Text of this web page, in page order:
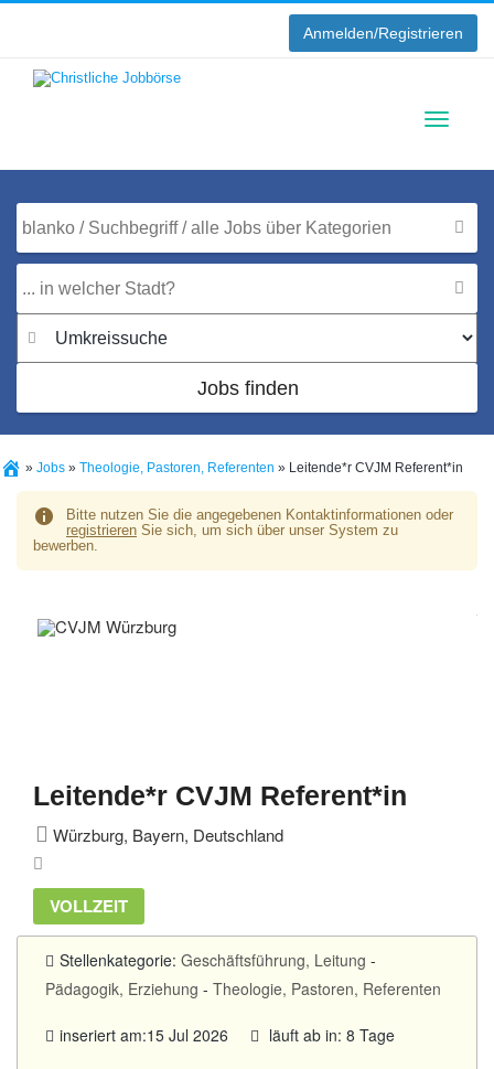
Anmelden/Registrieren
Jobs finden
» Jobs » Theologie, Pastoren, Referenten » Leitende*r CVJM Referent*in
Bitte nutzen Sie die angegebenen Kontaktinformationen oder
registrieren Sie sich, um sich über unser System zu
bewerben.
Leitende*r CVJM Referent*in
Würzburg, Bayern, Deutschland
VOLLZEIT
Stellenkategorie: Geschäftsführung, Leitung -
Pädagogik, Erziehung - Theologie, Pastoren, Referenten
inseriert am:15 Jul 2026 läuft ab in: 8 Tage